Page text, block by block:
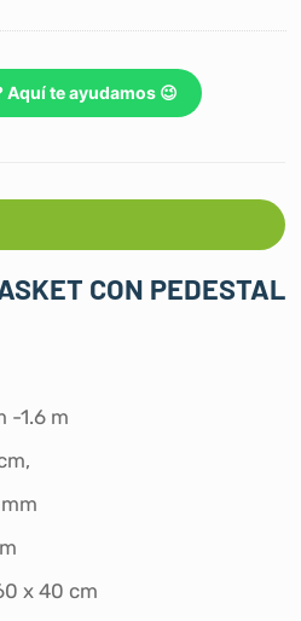
Aquí te ayudamos 😉
CON PEDESTAL
-1.6 m
x 40 cm